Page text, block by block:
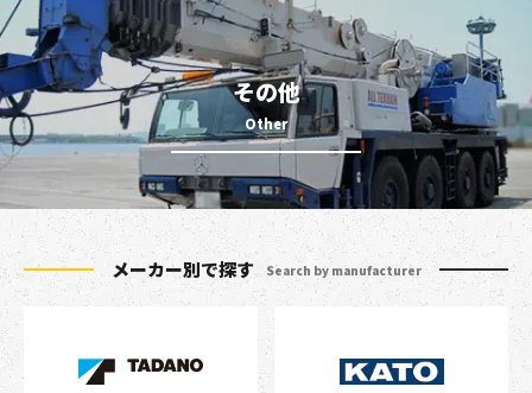
その他
メーカー別で探す Search by manufacturer